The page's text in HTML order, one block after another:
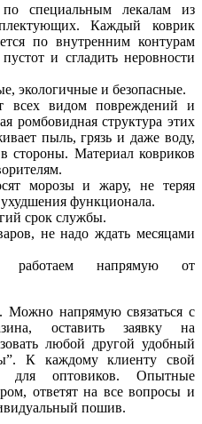
специальным лекалам из
Каждый коврик
по внутренним контурам
и сгладить неровности
экологичные и безопасные.
всех видом повреждений и
ромбовидная структура этих
пыль, грязь и даже воду,
в стороны. Материал ковриков
морозы и жару, не теряя
ухудшения функционала.
срок службы.
не надо ждать месяцами
работаем напрямую от
Можно напрямую связаться с
оставить заявку на
любой другой удобный
К каждому клиенту свой
оптовиков. Опытные
ответят на все вопросы и
пошив.